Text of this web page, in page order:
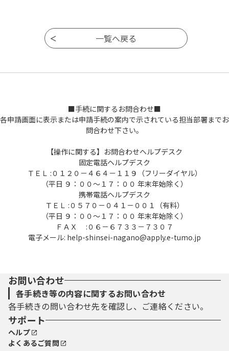
■手続に関するお問合わせ■
各申請画面に表示または申請手続の案内で示されている担当部署までお
問合わせ下さい。
【操作に関する】お問合わせヘルプデスク
固定電話ヘルプデスク
ＴＥＬ :０１２０－４６４－１１９（フリーダイヤル）
（平日 ９：００～１７：００ 年末年始除く）
携帯電話ヘルプデスク
ＴＥＬ :０５７０－０４１－００１（有料）
（平日 ９：００～１７：００ 年末年始除く）
ＦＡＸ :０６－６７３３－７３０７
電子メール: help-shinsei-nagano@apply.e-tumo.jp
お問い合わせ
各手続き等の内容に関するお問い合わせ
各手続きの問い合わせ先を確認し、ご連絡ください。
サポート
ヘルプ
よくあるご質問